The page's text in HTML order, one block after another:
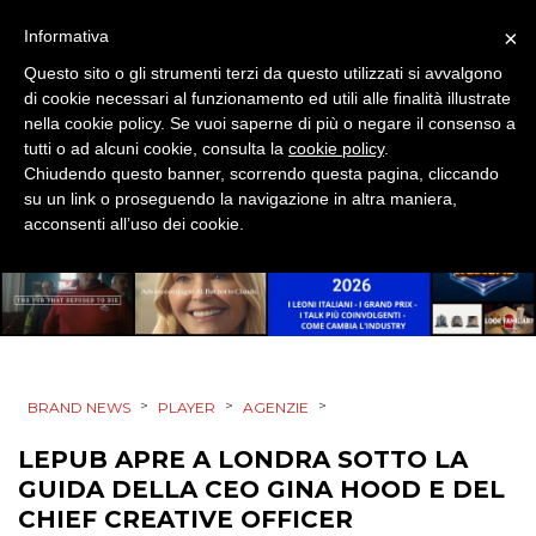
STRATEGIE
CINEMA
EDITORIA
TV
BRAND NEWS > PLAYER > AGENZIE >
LEPUB APRE A LONDRA SOTTO LA
GUIDA DELLA CEO GINA HOOD E DEL
CHIEF CREATIVE OFFICER
×
Informativa
Questo sito o gli strumenti terzi da questo utilizzati si avvalgono
di cookie necessari al funzionamento ed utili alle finalità illustrate
nella cookie policy. Se vuoi saperne di più o negare il consenso a
tutti o ad alcuni cookie, consulta la cookie policy.
Chiudendo questo banner, scorrendo questa pagina, cliccando
su un link o proseguendo la navigazione in altra maniera,
acconsenti all’uso dei cookie.